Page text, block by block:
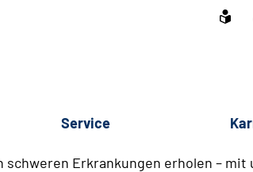
Service
Erkrankungen erholen –